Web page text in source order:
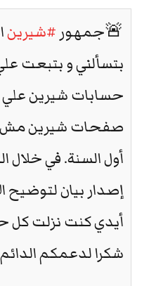
🚨جمهور #شيرين
بتسألني و بتبعت
حسابات شيرين علي
صفحات شيرين مش
أول السنة. في خلال
إصدار بيان لتوضيح
أيدي كنت نزلت كل
شكرا لدعمكم